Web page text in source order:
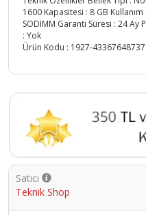
1600 Kapasitesi : 8 GB
SODIMM Garanti Süresi : 24 Ay
: Yok
Ürün Kodu : 1927-43367648737
Satıcı
Teknik Shop